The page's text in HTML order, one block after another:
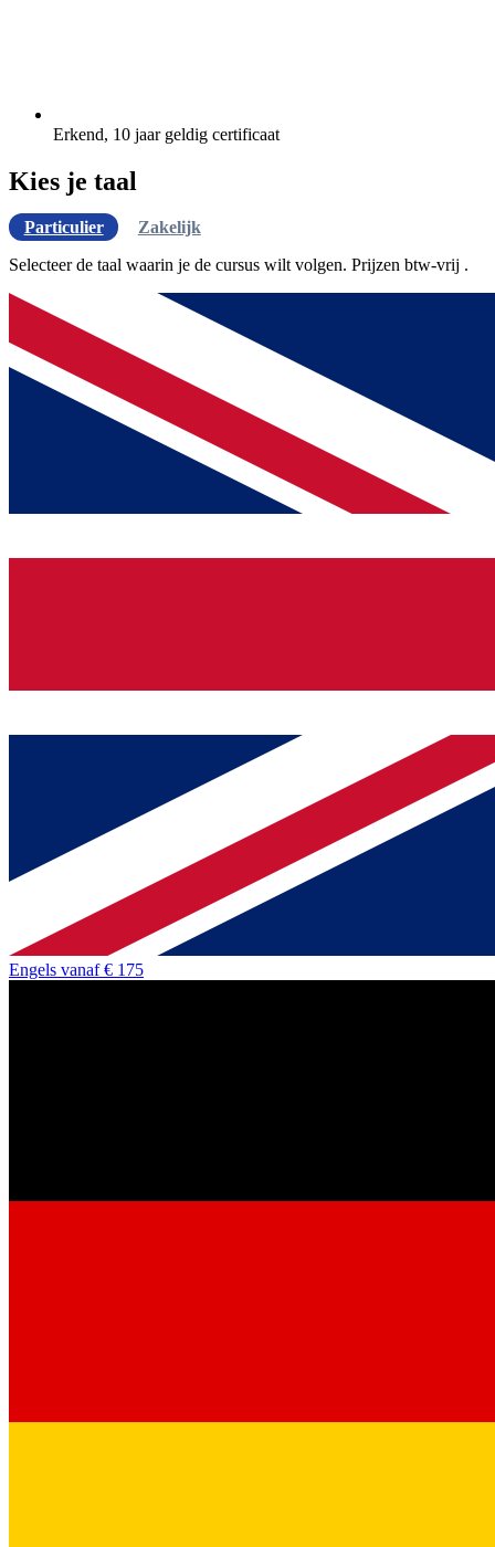
Erkend, 10 jaar geldig certificaat
Kies je taal
Particulier
Zakelijk
Selecteer de taal waarin je de cursus wilt volgen. Prijzen btw-vrij .
Engels vanaf € 175